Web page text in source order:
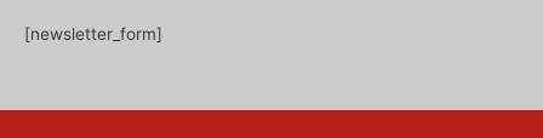
[newsletter_form]